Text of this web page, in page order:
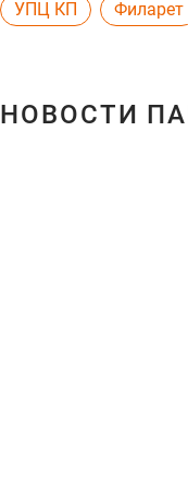
УПЦ КП Филарет
НОВОСТИ